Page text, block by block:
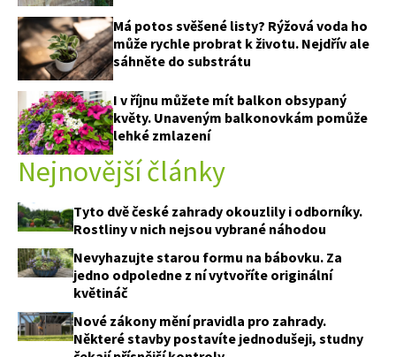
Má potos svěšené listy? Rýžová voda ho
může rychle probrat k životu. Nejdřív ale
sáhněte do substrátu
I v říjnu můžete mít balkon obsypaný
květy. Unaveným balkonovkám pomůže
lehké zmlazení
Nejnovější články
Tyto dvě české zahrady okouzlily i odborníky.
Rostliny v nich nejsou vybrané náhodou
Nevyhazujte starou formu na bábovku. Za
jedno odpoledne z ní vytvoříte originální
květináč
Nové zákony mění pravidla pro zahrady.
Některé stavby postavíte jednodušeji, studny